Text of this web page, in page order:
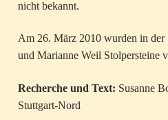
nicht bekannt.
Am 26. März 2010 wurden in der
und Marianne Weil Stolpersteine
Recherche und Text: Susanne
Stuttgart-Nord